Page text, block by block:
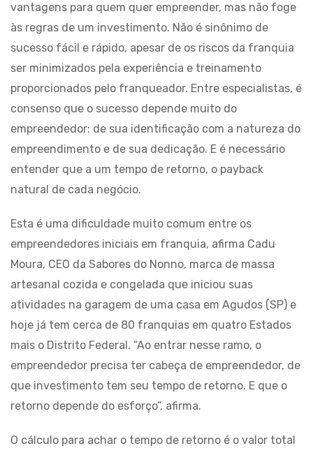
vantagens para quem quer empreender, mas não foge
às regras de um investimento. Não é sinônimo de
sucesso fácil e rápido, apesar de os riscos da franquia
ser minimizados pela experiência e treinamento
proporcionados pelo franqueador. Entre especialistas, é
consenso que o sucesso depende muito do
empreendedor: de sua identificação com a natureza do
empreendimento e de sua dedicação. E é necessário
entender que a um tempo de retorno, o payback
natural de cada negócio.
Esta é uma dificuldade muito comum entre os
empreendedores iniciais em franquia, afirma Cadu
Moura, CEO da Sabores do Nonno, marca de massa
artesanal cozida e congelada que iniciou suas
atividades na garagem de uma casa em Agudos (SP) e
hoje já tem cerca de 80 franquias em quatro Estados
mais o Distrito Federal. “Ao entrar nesse ramo, o
empreendedor precisa ter cabeça de empreendedor, de
que investimento tem seu tempo de retorno. E que o
retorno depende do esforço”, afirma.
O cálculo para achar o tempo de retorno é o valor total